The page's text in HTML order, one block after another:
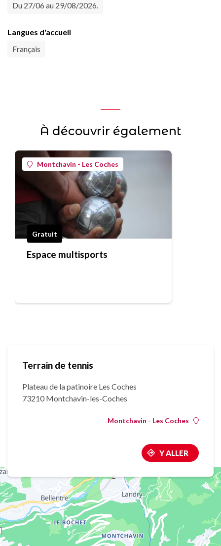
Du 27/06 au 29/08/2026.
Langues d'accueil
Français
À découvrir également
Montchavin - Les Coches
Gratuit
Espace multisports
Terrain de tennis
Plateau de la patinoire Les Coches
73210 Montchavin-les-Coches
Montchavin - Les Coches
Y ALLER